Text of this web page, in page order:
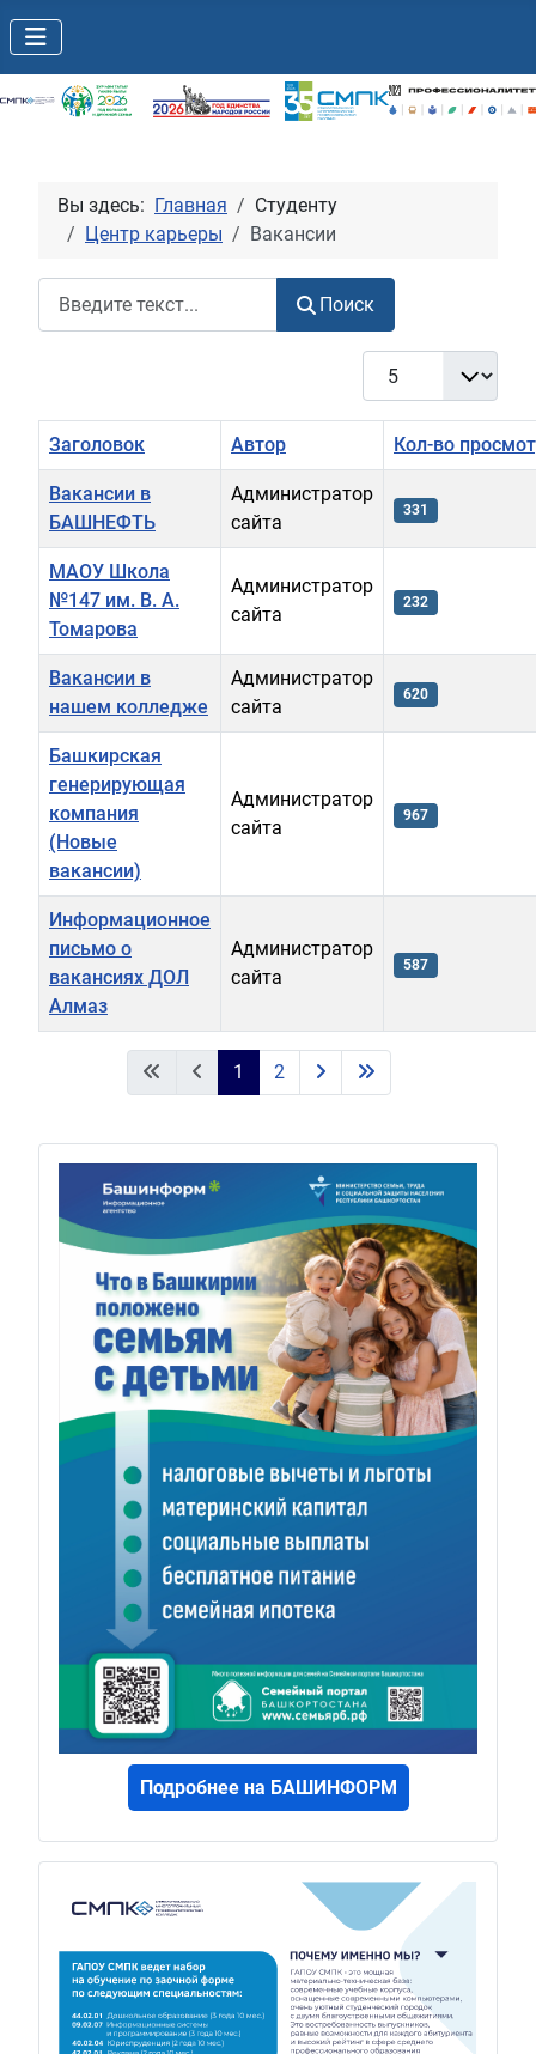
Подробнее на БАШИНФОРМ
Вы здесь: Главная
Студенту
Центр карьеры
Вакансии
Поиск
Кол-во строк:
Материалы
Заголовок Автор Кол-во
Вакансии в
БАШНЕФТЬ
Администратор
сайта
331
МАОУ Школа
№147 им. В. А.
Томарова
Администратор
сайта
232
Вакансии в
нашем колледже
Администратор
сайта
620
Башкирская
генерирующая
компания
(Новые
вакансии)
Администратор
сайта
967
Информационное
письмо о
вакансиях ДОЛ
Алмаз
Администратор
сайта
587
1 2